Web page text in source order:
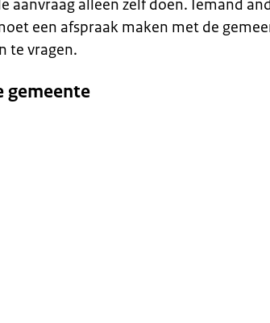
aanvraag alleen zelf doen. Iemand
een afspraak maken met de
te vragen.
gemeente